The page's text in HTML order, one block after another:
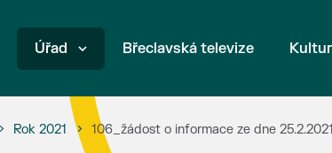
Úřad Břeclavská televize
Rok 2021 106_žádost o informace ze dne